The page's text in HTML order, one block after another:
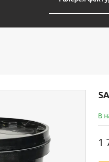
В
1